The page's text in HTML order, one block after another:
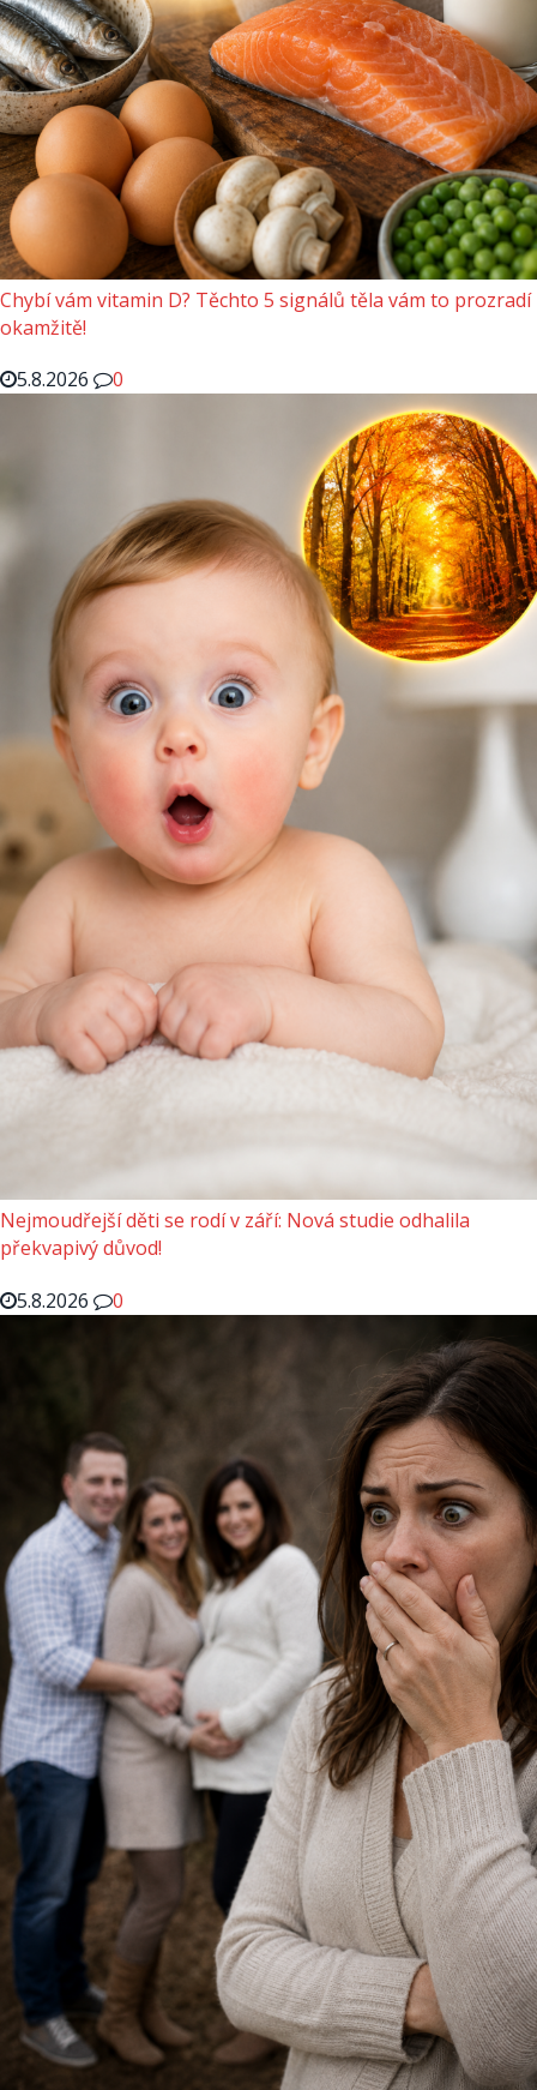
Chybí vám vitamin D? Těchto 5 signálů těla vám to prozradí
okamžitě!
5.8.2026
0
Nejmoudřejší děti se rodí v září: Nová studie odhalila
překvapivý důvod!
5.8.2026
0